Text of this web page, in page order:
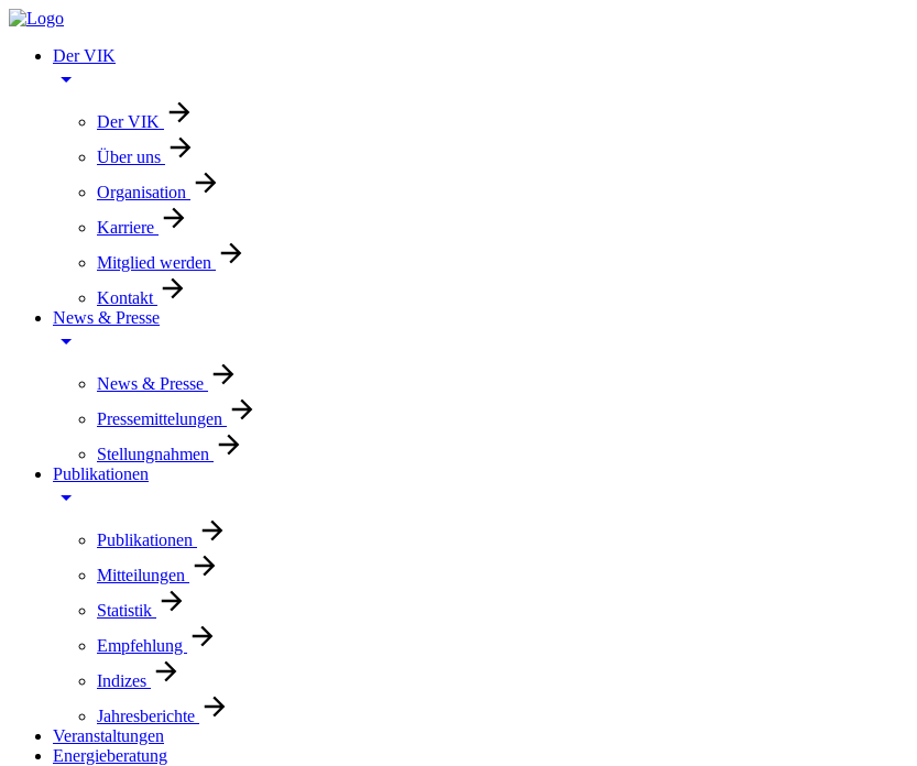
Der VIK
Der VIK
Über uns
Organisation
Karriere
Mitglied werden
Kontakt
News & Presse
News & Presse
Pressemittelungen
Stellungnahmen
Publikationen
Publikationen
Mitteilungen
Statistik
Empfehlung
Indizes
Jahresberichte
Veranstaltungen
Energieberatung